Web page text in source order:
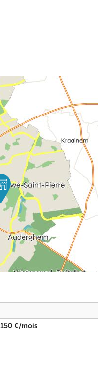
€/mois